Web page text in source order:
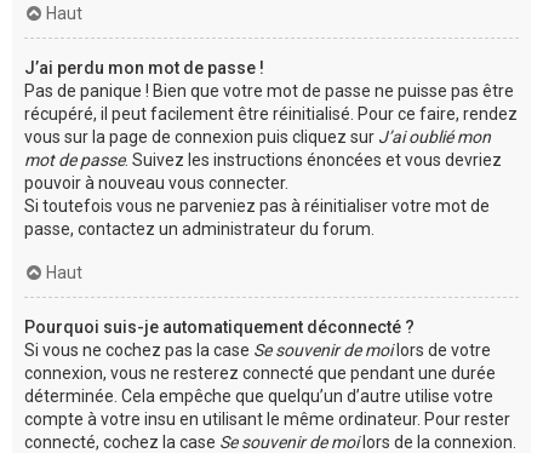
Haut
J’ai perdu mon mot de passe !
Pas de panique ! Bien que votre mot de passe ne puisse pas être
récupéré, il peut facilement être réinitialisé. Pour ce faire, rendez
vous sur la page de connexion puis cliquez sur J’ai oublié mon
mot de passe. Suivez les instructions énoncées et vous devriez
pouvoir à nouveau vous connecter.
Si toutefois vous ne parveniez pas à réinitialiser votre mot de
passe, contactez un administrateur du forum.
Haut
Pourquoi suis-je automatiquement déconnecté ?
Si vous ne cochez pas la case Se souvenir de moilors de votre
connexion, vous ne resterez connecté que pendant une durée
déterminée. Cela empêche que quelqu’un d’autre utilise votre
compte à votre insu en utilisant le même ordinateur. Pour rester
connecté, cochez la case Se souvenir de moilors de la connexion.